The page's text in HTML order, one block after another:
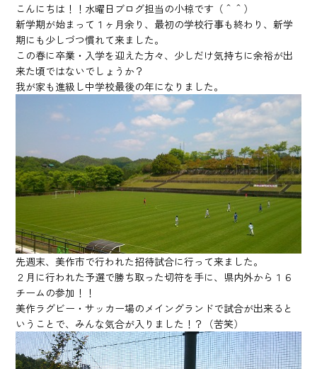
こんにちは！！水曜日ブログ担当の小椋です（＾＾）
新学期が始まって１ヶ月余り、最初の学校行事も終わり、新学
期にも少しづつ慣れて来ました。
この春に卒業・入学を迎えた方々、少しだけ気持ちに余裕が出
来た頃ではないでしょうか？
我が家も進級し中学校最後の年になりました。
先週末、美作市で行われた招待試合に行って来ました。
２月に行われた予選で勝ち取った切符を手に、県内外から１６
チームの参加！！
美作ラグビー・サッカー場のメイングランドで試合が出来ると
いうことで、みんな気合が入りました！？（苦笑）